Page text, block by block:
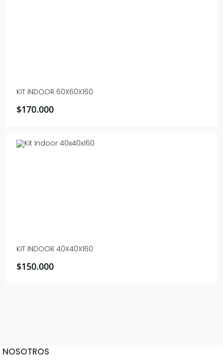
KIT INDOOR 60X60X160
$170.000
KIT INDOOR 40X40X160
$150.000
NOSOTROS